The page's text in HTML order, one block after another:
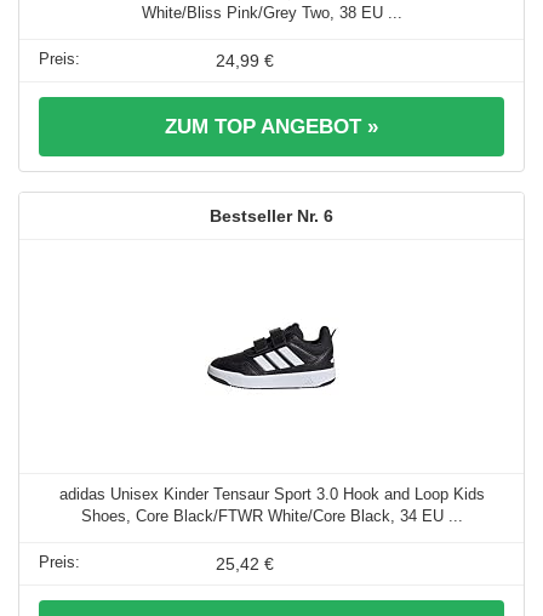
White/Bliss Pink/Grey Two, 38 EU ...
24,99 €
ZUM TOP ANGEBOT »
6
adidas Unisex Kinder Tensaur Sport 3.0 Hook and Loop Kids
Shoes, Core Black/FTWR White/Core Black, 34 EU ...
25,42 €